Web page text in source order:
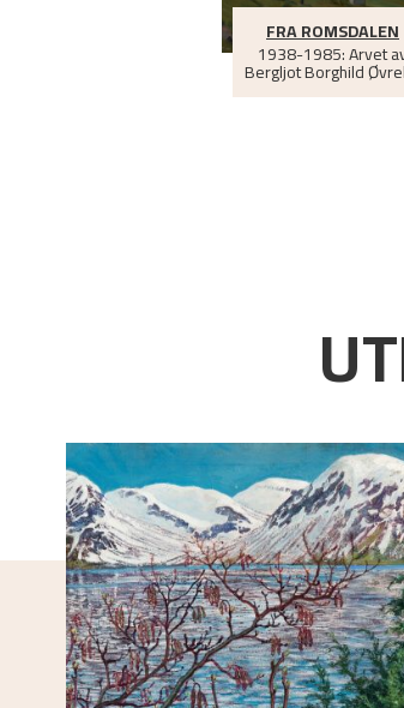
FRA ROMSDALEN
1938-1985: Arvet
Bergljot Borghild